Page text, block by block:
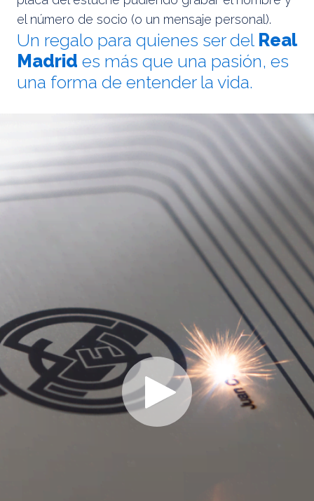
el número de socio (o un mensaje personal).
Un regalo para quienes ser del Real
Madrid es más que una pasión, es
una forma de entender la vida.